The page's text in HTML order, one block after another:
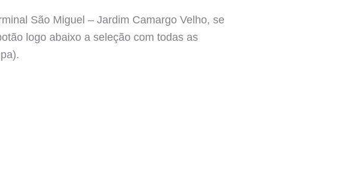
São Miguel – Jardim Camargo Velho, se
logo abaixo a seleção com todas as